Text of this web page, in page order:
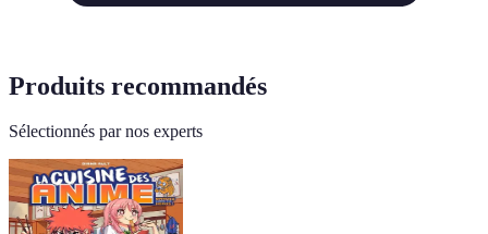
Produits recommandés
Sélectionnés par nos experts